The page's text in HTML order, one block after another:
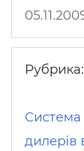
Рубрика:
дилерів